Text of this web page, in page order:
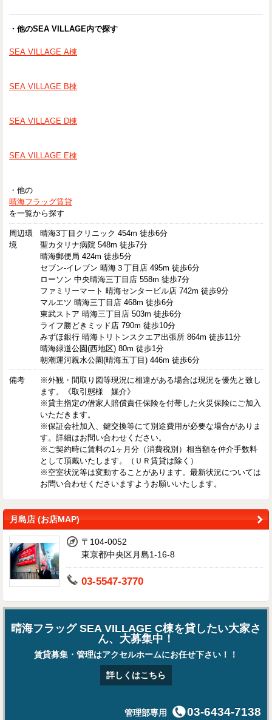
・他のSEA VILLAGE内で探す
SEA VILLAGE A棟
SEA VILLAGE B棟
SEA VILLAGE D棟
SEA VILLAGE E棟
・他の
晴海フラッグ賃貸
を一覧から探す
周辺環
境
晴海3丁目クリニック 454m 徒歩6分
聖カタリナ病院 548m 徒歩7分
晴海郵便局 424m 徒歩5分
セブン-イレブン 晴海３丁目店 495m 徒歩6分
ローソン 中央晴海三丁目店 558m 徒歩7分
ファミリーマート 晴海センタービル店 742m 徒歩9分
マルエツ 晴海三丁目店 468m 徒歩6分
東武ストア 晴海三丁目店 503m 徒歩6分
ライフ勝どきミッド店 790m 徒歩10分
みずほ銀行 晴海トリトンスクエア出張所 864m 徒歩11分
晴海緑道公園(西地区) 80m 徒歩1分
朝潮運河親水公園(晴海五丁目) 446m 徒歩6分
備考
※外観・間取り図等現況に相違がある場合は現況を優先と致し
ます。《取引態様 媒介》
※貸主指定の借家人賠償責任保険を付帯した火災保険にご加入
いただきます。
※保証会社加入、鍵交換等にて別途費用が必要な場合がありま
す。詳細はお問い合わせください。
※ご契約時に賃料の1ヶ月分（消費税別）相当額を仲介手数料
として頂戴いたします。（ＵＲ賃貸は除く）
※空室状況等は変動することがあります。最新状況については
お問い合わせくださいますようお願いいたします。
月島店 (お店MAP)
〒104-0052
東京都中央区月島1-16-8
03-5547-3770
晴海フラッグ SEA VILLAGE C棟を貸したい大家さ
ん、大募集中！
賃貸募集・管理はアクセルホームにお任せ下さい！！
詳しくはこちら
管理部専用 03-6434-7138